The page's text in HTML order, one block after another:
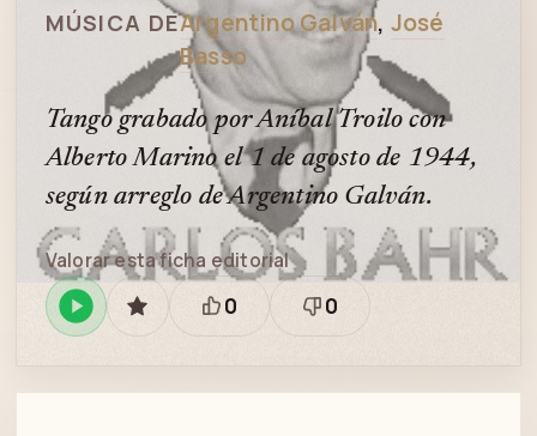
MÚSICA DEArgentino Galván, José
Basso
Tango grabado por Aníbal Troilo con
Alberto Marino el 1 de agosto de 1944,
según arreglo de Argentino Galván.
ReproducirGUARDAR
Valorar esta ficha editorial
Está
0
Necesita
0